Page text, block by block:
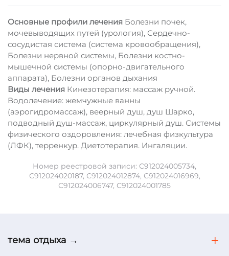
Основные профили лечения Болезни почек,
мочевыводящих путей (урология), Сердечно-
сосудистая система (система кровообращения),
Болезни нервной системы, Болезни костно-
мышечной системы (опорно-двигательного
аппарата), Болезни органов дыхания
Виды лечения Кинезотерапия: массаж ручной.
Водолечение: жемчужные ванны
(аэрогидромассаж), веерный душ, душ Шарко,
подводный душ-массаж, циркулярный душ. Системы
физического оздоровления: лечебная физкультура
(ЛФК), терренкур. Диетотерапия. Ингаляции.
Номер реестровой записи: С912024005734,
С912024020187, С912024012874, С912024016969,
С912024006747, С912024001785
тема отдыха →